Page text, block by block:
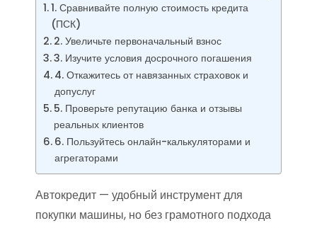
1. Сравнивайте полную стоимость кредита
(ПСК)
2. Увеличьте первоначальный взнос
3. Изучите условия досрочного погашения
4. Откажитесь от навязанных страховок и
допуслуг
5. Проверьте репутацию банка и отзывы
реальных клиентов
6. Пользуйтесь онлайн-калькуляторами и
агрегаторами
Автокредит — удобный инструмент для
покупки машины, но без грамотного подхода